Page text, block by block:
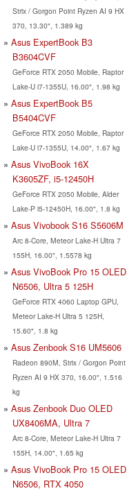
Strix / Gorgon Point Ryzen AI 9 HX
370, 13.30", 1.389 kg
Asus ExpertBook B3
B3604CVF
GeForce RTX 2050 Mobile, Raptor
Lake-U i7-1355U, 16.00", 1.98 kg
Asus ExpertBook B5
B5404CVF
GeForce RTX 2050 Mobile, Raptor
Lake-U i7-1355U, 14.00", 1.67 kg
Asus VivoBook 16X
K3605ZF, i5-12450H
GeForce RTX 2050 Mobile, Alder
Lake-P i5-12450H, 16.00", 1.8 kg
Asus Vivobook S16 S5606M
Arc 8-Core, Meteor Lake-H Ultra 7
155H, 16.00", 1.5578 kg
Asus VivoBook Pro 15 OLED
N6506, Ultra 5 125H
GeForce RTX 4060 Laptop GPU,
Meteor Lake-H Ultra 5 125H,
15.60", 1.8 kg
Asus Zenbook S16 UM5606
Radeon 890M, Strix / Gorgon Point
Ryzen AI 9 HX 370, 16.00", 1.516
kg
Asus Zenbook Duo OLED
UX8406MA, Ultra 7
Arc 8-Core, Meteor Lake-H Ultra 7
155H, 14.00", 1.65 kg
Asus VivoBook Pro 15 OLED
N6506, RTX 4050